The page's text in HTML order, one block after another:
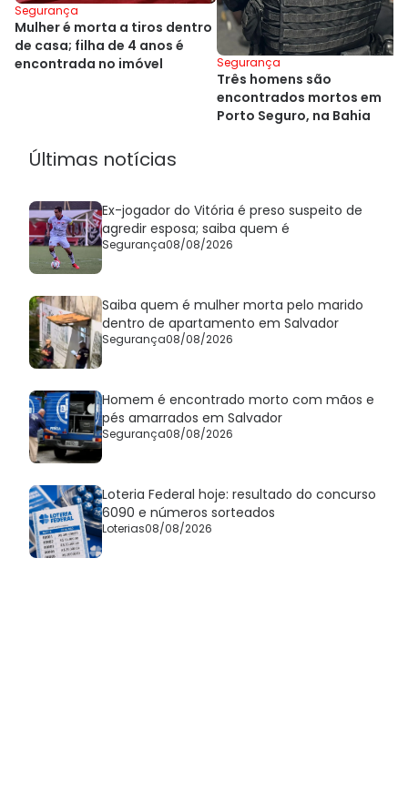
Segurança
Mulher é morta a tiros dentro
de casa; filha de 4 anos é
encontrada no imóvel
Segurança
Três homens são
encontrados mortos em
Porto Seguro, na Bahia
Últimas notícias
Ex-jogador do Vitória é preso suspeito de
agredir esposa; saiba quem é
Segurança08/08/2026
Saiba quem é mulher morta pelo marido
dentro de apartamento em Salvador
Segurança08/08/2026
Homem é encontrado morto com mãos e
pés amarrados em Salvador
Segurança08/08/2026
Loteria Federal hoje: resultado do concurso
6090 e números sorteados
Loterias08/08/2026